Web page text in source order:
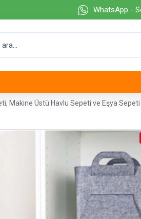
WhatsApp -
Makine Üstü Havlu Sepeti ve Eşya Sepeti